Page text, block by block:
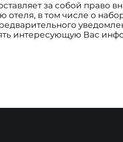
за собой право
отеля, в том числе о
интересующую Вас